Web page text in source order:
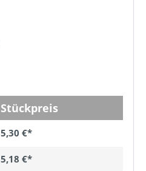
Stückpreis
5,30 €*
5,18 €*